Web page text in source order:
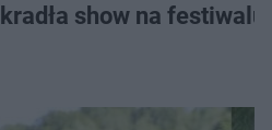
show na